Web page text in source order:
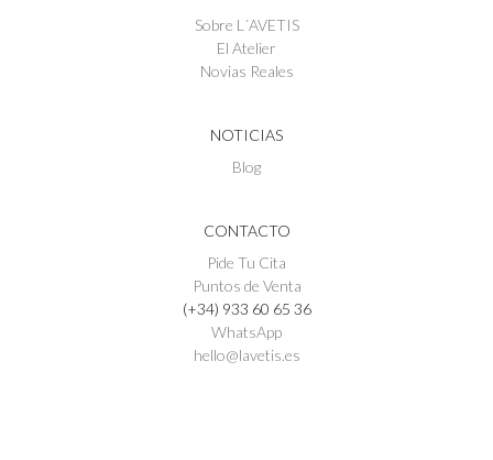
Sobre L´AVETIS
El Atelier
Novias Reales
NOTICIAS
Blog
CONTACTO
Pide Tu Cita
Puntos de Venta
(+34) 933 60 65 36
WhatsApp
hello@lavetis.es